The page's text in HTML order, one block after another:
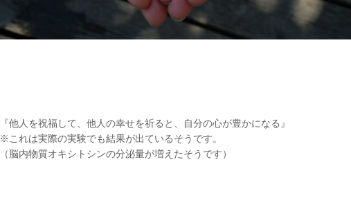
『他人を祝福して、他人の幸せを祈ると、自分の心が豊かになる』
※これは実際の実験でも結果が出ているそうです。
（脳内物質オキシトシンの分泌量が増えたそうです）